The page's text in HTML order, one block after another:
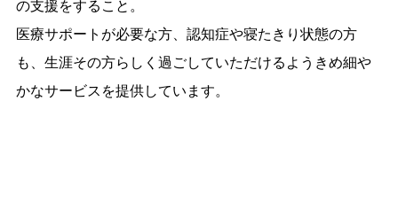
の支援をすること。
医療サポートが必要な方、認知症や寝たきり状態の方
も、生涯その方らしく過ごしていただけるようきめ細や
かなサービスを提供しています。